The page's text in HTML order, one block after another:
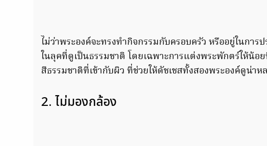
ไม่ว่าพระองค์จะทรงทำกิจกรรมกับครอบครัว หรืออยู่ในกา
ในลุคที่ดูเป็นธรรมชาติ โดยเฉพาะการแต่งพระพักตร์ให้น้อ
สีธรรมชาติที่เข้ากับผิว ที่ช่วยให้ดัชเชสทั้งสองพระองค์ดูน่าห
2. ไม่มองกล้อง